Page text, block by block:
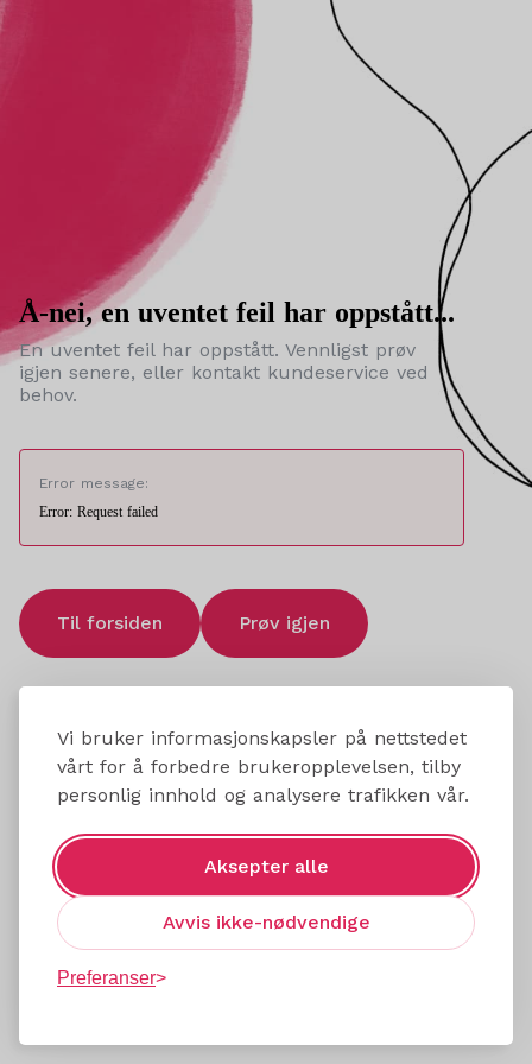
Vi bruker informasjonskapsler på nettstedet
vårt for å forbedre brukeropplevelsen, tilby
personlig innhold og analysere trafikken vår.
Aksepter alle
Avvis ikke-nødvendige
Preferanser
Å-nei, en uventet feil har oppstått...
En uventet feil har oppstått. Vennligst prøv
igjen senere, eller kontakt kundeservice ved
behov.
Error message:
Error: Request failed
Til forsiden Prøv igjen